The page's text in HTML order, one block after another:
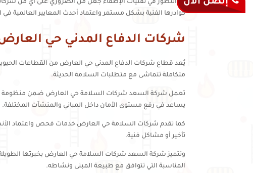
إن التطور في تقنيات الإطفاء جعل من الضروري على أي من
كوادرها الفنية بشكل مستمر واعتماد أحدث المعايير العالمية في
شركات الدفاع المدني حي
يُعد قطاع شركات الدفاع المدني حي العارض من القطاعات
متكاملة تتماشى مع متطلبات السلامة الحديثة.
تعمل شركة السعد شركات السلامة حي العارض ضمن منظومة
يساعد في رفع مستوى الأمان داخل المباني والمنشآت المختلفة.
كما تقدم شركات السلامة حي العارض خدمات فحص واعتماد
تأخير أو مشاكل فنية.
وتتميز شركة السعد شركات السلامة حي العارض بخبرتها
المناسبة التي تتوافق مع طبيعة المبنى ونشاطه.
إتصل الأن